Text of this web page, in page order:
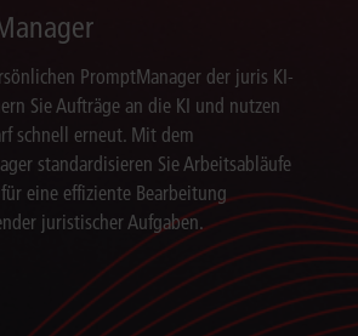
PromptManager der juris KI-
Sie Aufträge an die KI und nutzen
schnell erneut. Mit dem
standardisieren Sie Arbeitsabläufe
eine effiziente Bearbeitung
juristischer Aufgaben.